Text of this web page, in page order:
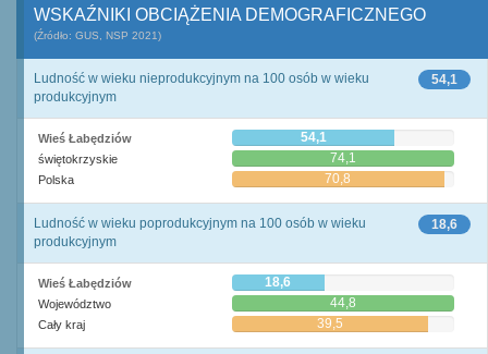
WSKAŹNIKI OBCIĄŻENIA DEMOGRAFICZNEGO
(Źródło: GUS, NSP 2021)
54,1
Ludność w wieku nieprodukcyjnym na 100 osób w wieku
produkcyjnym
Wieś Łabędziów 54,1
świętokrzyskie 74,1
Polska 70,8
18,6
Ludność w wieku poprodukcyjnym na 100 osób w wieku
produkcyjnym
Wieś Łabędziów 18,6
Województwo 44,8
Cały kraj 39,5